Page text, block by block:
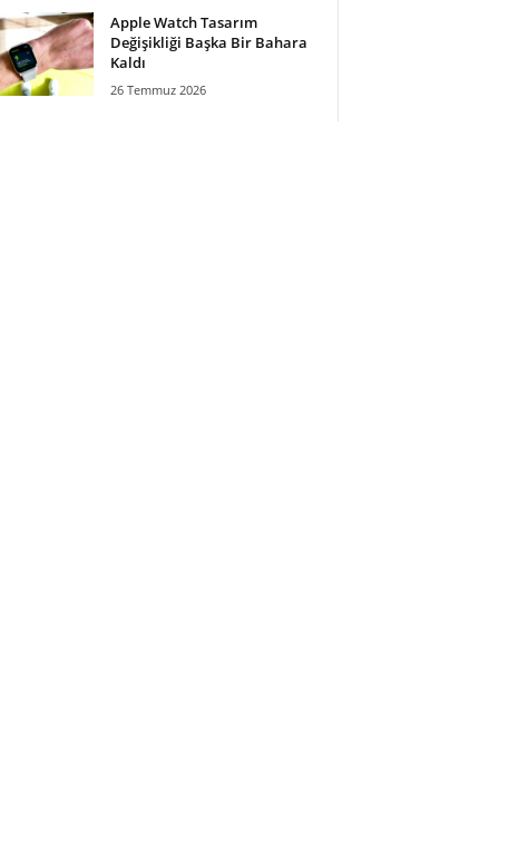
Apple Watch Tasarım
Değişikliği Başka Bir Bahara
Kaldı
26 Temmuz 2026